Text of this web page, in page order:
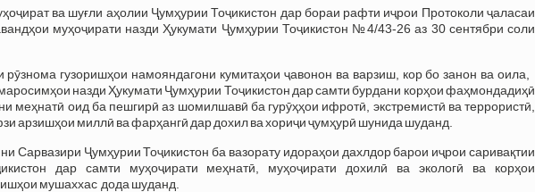
ва шуғли аҳолии Ҷумҳурии Тоҷикистон дар бораи рафти иҷрои Протоколи ҷаласаи
муҳоҷирати назди Ҳукумати Ҷумҳурии Тоҷикистон №4/43-26 аз 30 сентябри соли
гузоришҳои намояндагони кумитаҳои ҷавонон ва варзиш, кор бо занон ва оила,
назди Ҳукумати Ҷумҳурии Тоҷикистон дар самти бурдани корҳои фаҳмондадиҳӣ
меҳнатӣ оид ба пешгирӣ аз шомилшавӣ ба гурӯҳҳои ифротӣ, экстремистӣ ва террористӣ,
арзишҳои миллӣ ва фарҳангӣ дар дохил ва хориҷи ҷумҳурӣ шунида шуданд.
Сарвазири Ҷумҳурии Тоҷикистон ба вазорату идораҳои дахлдор барои иҷрои саривақтии
дар самти муҳоҷирати меҳнатӣ, муҳоҷирати дохилӣ ва экологӣ ва корҳои
мушаххас дода шуданд.